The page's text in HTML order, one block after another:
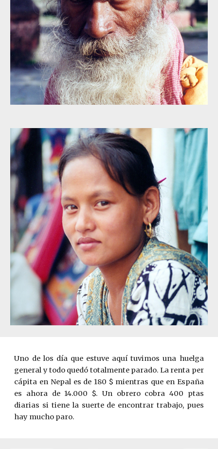
Uno de los día que estuve aquí tuvimos una huelga
general y todo quedó totalmente parado. La renta per
cápita en Nepal es de 180 $ mien­tras que en España
es ahora de 14.000 $. Un obrero cobra 400 ptas
diarias si tiene la suerte de encontrar trabajo, pues
hay mucho paro.